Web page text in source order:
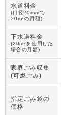
水道料金
(口径20mmで
20m³の月額)
下水道料金
(20m³を使用した
場合の月額)
家庭ごみ収集
(可燃ごみ)
指定ごみ袋の
価格